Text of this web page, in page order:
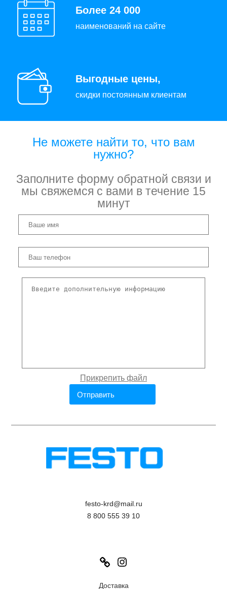
Более 24 000
наименований на сайте
Выгодные цены,
скидки постоянным клиентам
Не можете найти то, что вам
нужно?
Заполните форму обратной связи и
мы свяжемся с вами в течение 15
минут
festo-krd@mail.ru
8 800 555 39 10
Link
Доставка